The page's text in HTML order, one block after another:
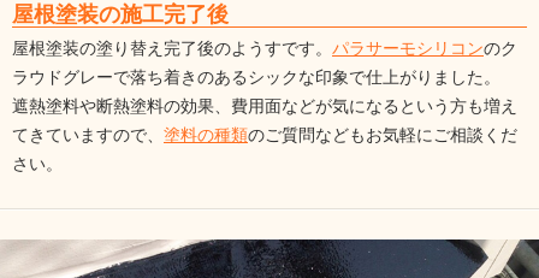
屋根塗装の施工完了後
屋根塗装の塗り替え完了後のようすです。 パラサーモシリコンのク
ラウドグレーで落ち着きのあるシックな印象で仕上がりました。
遮熱塗料や断熱塗料の効果、費用面などが気になるという方も増え
てきていますので、 塗料の種類のご質問などもお気軽にご相談くだ
さい。